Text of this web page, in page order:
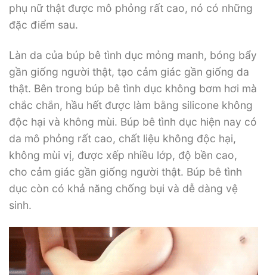
phụ nữ thật được mô phỏng rất cao, nó có những
đặc điểm sau.
Làn da của búp bê tình dục mỏng manh, bóng bẩy
gần giống người thật, tạo cảm giác gần giống da
thật. Bên trong búp bê tình dục không bơm hơi mà
chắc chắn, hầu hết được làm bằng silicone không
độc hại và không mùi. Búp bê tình dục hiện nay có
da mô phỏng rất cao, chất liệu không độc hại,
không mùi vị, được xếp nhiều lớp, độ bền cao,
cho cảm giác gần giống người thật. Búp bê tình
dục còn có khả năng chống bụi và dễ dàng vệ
sinh.